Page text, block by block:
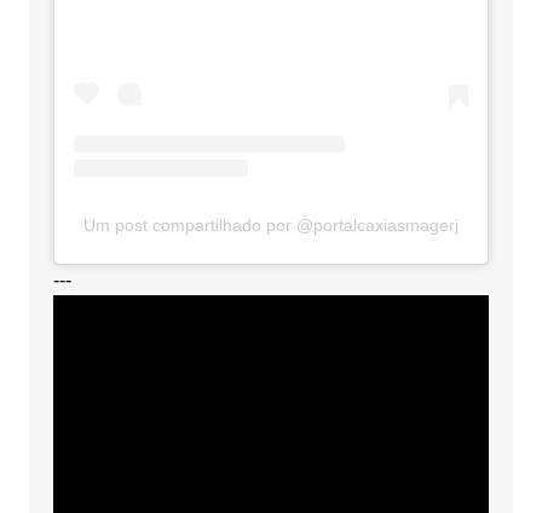
Um post compartilhado por @portalcaxiasmagerj
---